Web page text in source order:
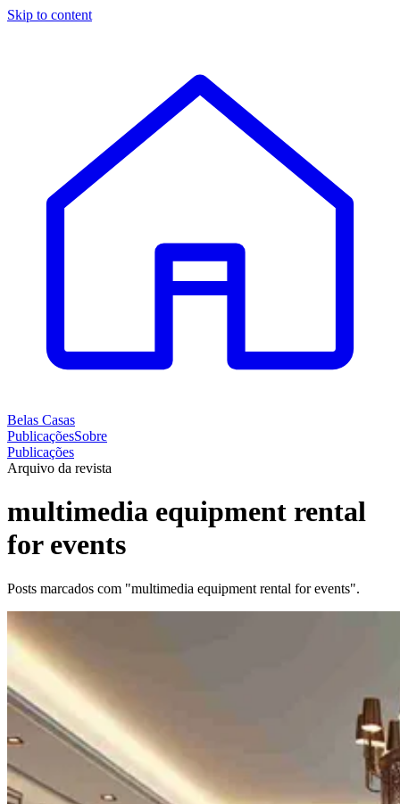
Skip to content
Belas Casas
PublicaçõesSobre
Publicações
Arquivo da revista
multimedia equipment rental
for events
Posts marcados com "multimedia equipment rental for events".